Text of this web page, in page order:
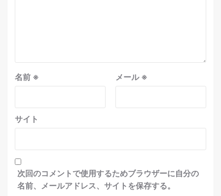
名前 ※ メール※
サイト
次回のコメントで使用するためブラウザーに自分の
名前、メールアドレス、サイトを保存する。